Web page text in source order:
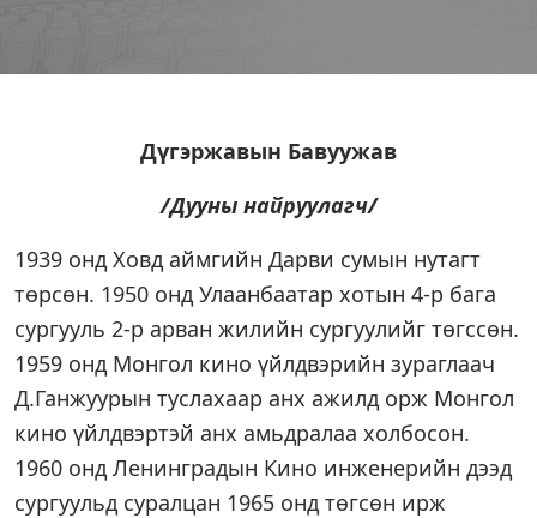
Дүгэржавын Бавуужав
/Дууны найруулагч/
1939 онд Ховд аймгийн Дарви сумын нутагт
төрсөн. 1950 онд Улаанбаатар хотын 4-р бага
сургууль 2-р арван жилийн сургуулийг төгссөн.
1959 онд Монгол кино үйлдвэрийн зураглаач
Д.Ганжуурын туслахаар анх ажилд орж Монгол
кино үйлдвэртэй анх амьдралаа холбосон.
1960 онд Ленинградын Кино инженерийн дээд
сургуульд суралцан 1965 онд төгсөн ирж